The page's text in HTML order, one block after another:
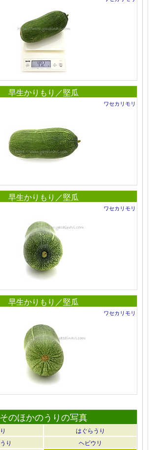
早生かりもり／堅瓜
ワセカリモリ
早生かりもり／堅瓜
ワセカリモリ
早生かりもり／堅瓜
ワセカリモリ
そのほかのうりの写真
はぐらうり
り
ヘビウリ